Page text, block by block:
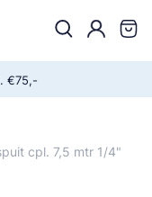
Zoek Cart
€75,-
cpl. 7,5 mtr 1/4"